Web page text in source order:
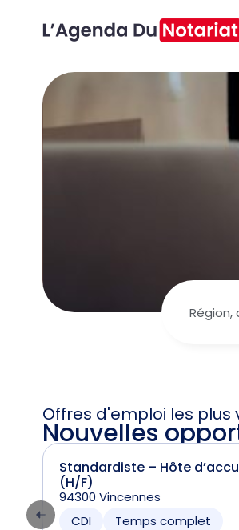
Offres d'emploi les plus
Nouvelles
Standardiste – Hôte
(H/F)
94300 Vincennes
CDI
Temps complet